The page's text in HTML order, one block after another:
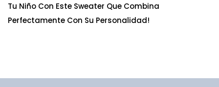
Tu Niño Con Este Sweater Que Combina
Perfectamente Con Su Personalidad!